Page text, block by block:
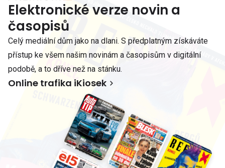
Elektronické verze novin a
časopisů
Celý mediální dům jako na dlani. S předplatným získáváte
přístup ke všem našim novinám a časopisům v digitální
podobě, a to dříve než na stánku.
Online trafika iKiosek